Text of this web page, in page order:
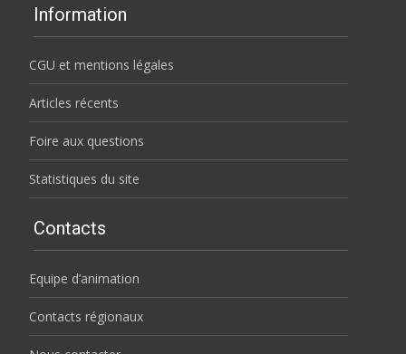
Information
CGU et mentions légales
Articles récents
Foire aux questions
Statistiques du site
Contacts
Equipe d’animation
Contacts régionaux